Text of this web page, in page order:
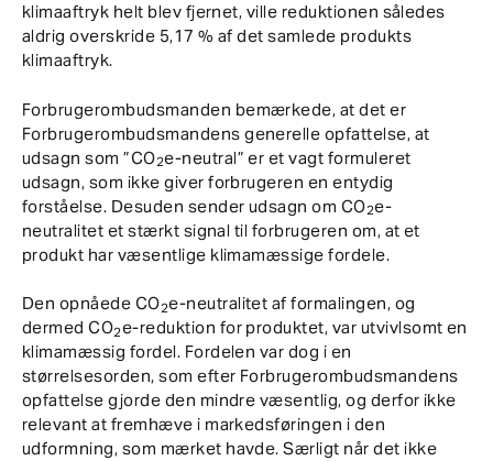
klimaaftryk helt blev fjernet, ville reduktionen således
aldrig overskride 5,17 % af det samlede produkts
klimaaftryk.
Forbrugerombudsmanden bemærkede, at det er
Forbrugerombudsmandens generelle opfattelse, at
udsagn som ”CO2e-neutral” er et vagt formuleret
udsagn, som ikke giver forbrugeren en entydig
forståelse. Desuden sender udsagn om CO2e-
neutralitet et stærkt signal til forbrugeren om, at et
produkt har væsentlige klimamæssige fordele.
Den opnåede CO2e-neutralitet af formalingen, og
dermed CO2e-reduktion for produktet, var utvivlsomt en
klimamæssig fordel. Fordelen var dog i en
størrelsesorden, som efter Forbrugerombudsmandens
opfattelse gjorde den mindre væsentlig, og derfor ikke
relevant at fremhæve i markedsføringen i den
udformning, som mærket havde. Særligt når det ikke